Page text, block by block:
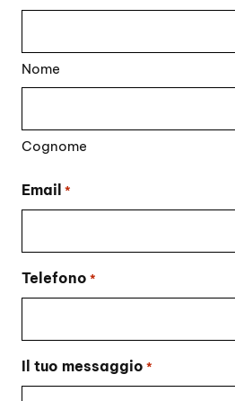
Nome
Cognome
Email *
Telefono *
Il tuo messaggio *